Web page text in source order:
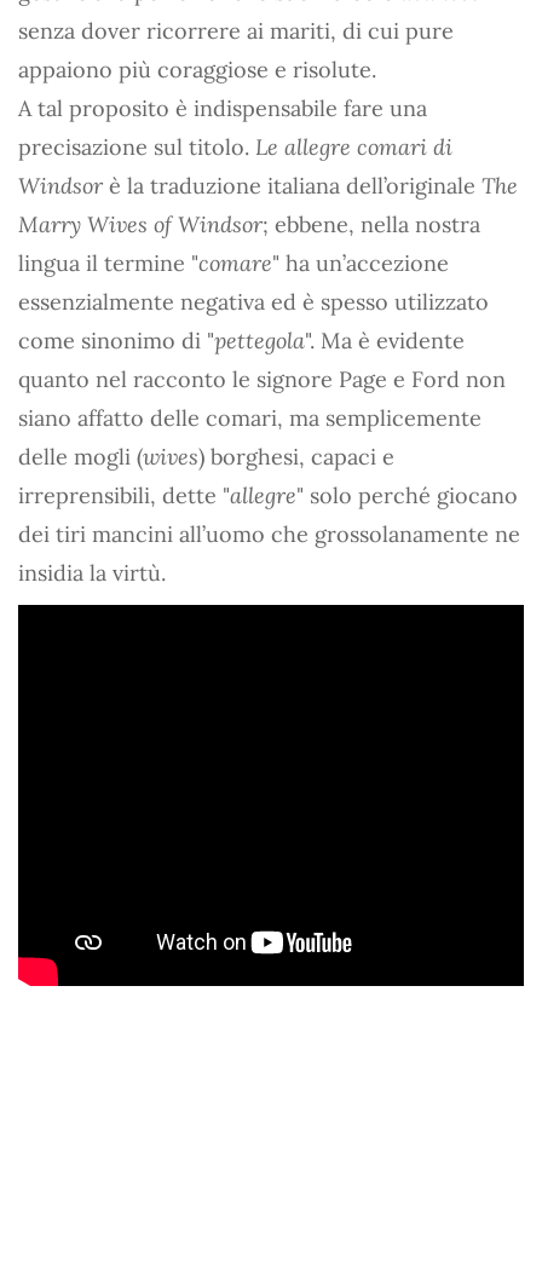
senza dover ricorrere ai mariti, di cui pure
appaiono più coraggiose e risolute.
A tal proposito è indispensabile fare una
precisazione sul titolo. Le allegre comari di
Windsor è la traduzione italiana dell’originale The
Marry Wives of Windsor; ebbene, nella nostra
lingua il termine "comare" ha un’accezione
essenzialmente negativa ed è spesso utilizzato
come sinonimo di "pettegola". Ma è evidente
quanto nel racconto le signore Page e Ford non
siano affatto delle comari, ma semplicemente
delle mogli (wives) borghesi, capaci e
irreprensibili, dette "allegre" solo perché giocano
dei tiri mancini all’uomo che grossolanamente ne
insidia la virtù.